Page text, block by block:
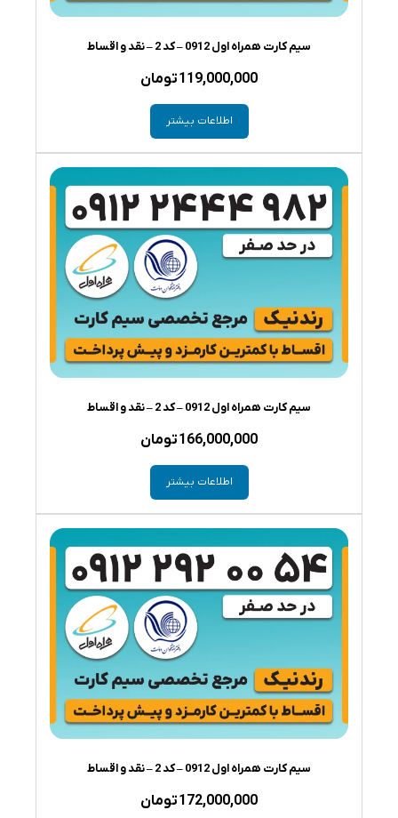
سیم کارت همراه اول 0912 – کد 2 – نقد و اقساط
119,000,000تومان
اطلاعات بیشتر
سیم کارت همراه اول 0912 – کد 2 – نقد و اقساط
166,000,000تومان
اطلاعات بیشتر
سیم کارت همراه اول 0912 – کد 2 – نقد و اقساط
172,000,000تومان